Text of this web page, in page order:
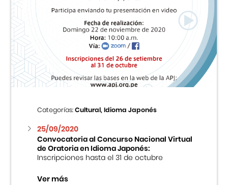
Categorías:Cultural, Idioma Japonés
25/09/2020
Convocatoria al Concurso Nacional Virtual
de Oratoria en Idioma Japonés:
Inscripciones hasta el 31 de octubre
Ver más